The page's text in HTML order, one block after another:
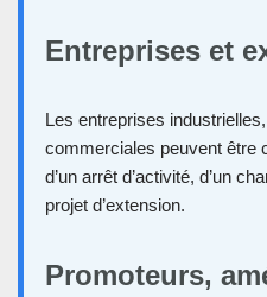
Entreprises et
Les entreprises
commerciales peuvent être
d’un arrêt d’activité, d’un
projet d’extension.
Promoteurs,